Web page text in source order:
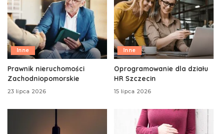
Inne
Prawnik nieruchomości
Zachodniopomorskie
23 lipca 2026
Inne
Oprogramowanie dla działu
HR Szczecin
15 lipca 2026